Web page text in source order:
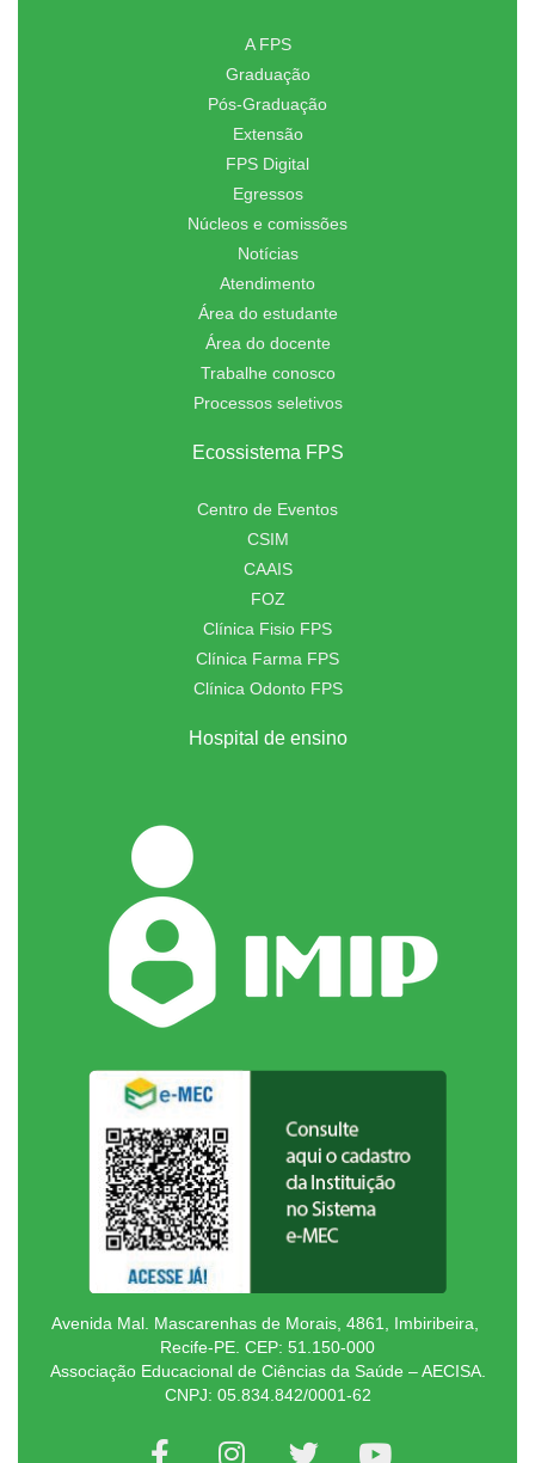
A FPS
Graduação
Pós-Graduação
Extensão
FPS Digital
Egressos
Núcleos e comissões
Notícias
Atendimento
Área do estudante
Área do docente
Trabalhe conosco
Processos seletivos
Ecossistema FPS
Centro de Eventos
CSIM
CAAIS
FOZ
Clínica Fisio FPS
Clínica Farma FPS
Clínica Odonto FPS
Hospital de ensino
Avenida Mal. Mascarenhas de Morais, 4861, Imbiribeira,
Recife-PE. CEP: 51.150-000
Associação Educacional de Ciências da Saúde – AECISA.
CNPJ: 05.834.842/0001-62